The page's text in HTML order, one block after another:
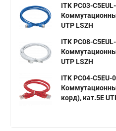
ITK PC03-
UTP LSZH
ITK PC08-
UTP LSZH
ITK PC04-C5EU-
корд), кат.5Е